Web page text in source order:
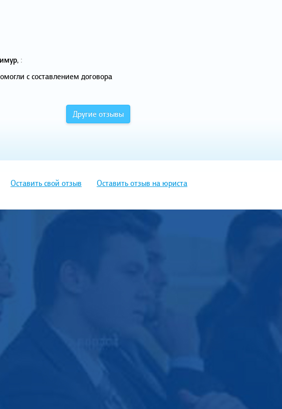
, :
с составлением договора
Другие отзывы
Оставить свой отзыв Оставить отзыв на юриста